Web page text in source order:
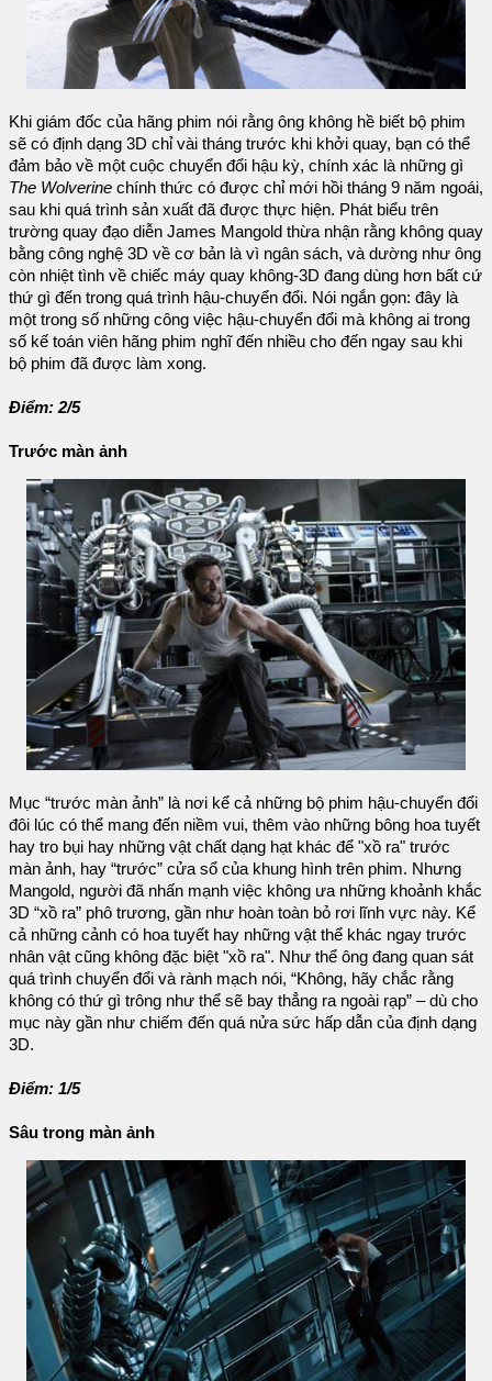
Khi giám đốc của hãng phim nói rằng ông không hề biết bộ phim
sẽ có định dạng 3D chỉ vài tháng trước khi khởi quay, bạn có thể
đảm bảo về một cuộc chuyển đổi hậu kỳ, chính xác là những gì
The Wolverine chính thức có được chỉ mới hồi tháng 9 năm ngoái,
sau khi quá trình sản xuất đã được thực hiện. Phát biểu trên
trường quay đạo diễn James Mangold thừa nhận rằng không quay
bằng công nghệ 3D về cơ bản là vì ngân sách, và dường như ông
còn nhiệt tình về chiếc máy quay không-3D đang dùng hơn bất cứ
thứ gì đến trong quá trình hậu-chuyển đổi. Nói ngắn gọn: đây là
một trong số những công việc hậu-chuyển đổi mà không ai trong
số kế toán viên hãng phim nghĩ đến nhiều cho đến ngay sau khi
bộ phim đã được làm xong.
Điểm: 2/5
Trước màn ảnh
Mục “trước màn ảnh” là nơi kể cả những bộ phim hậu-chuyển đổi
đôi lúc có thể mang đến niềm vui, thêm vào những bông hoa tuyết
hay tro bụi hay những vật chất dạng hạt khác để "xồ ra" trước
màn ảnh, hay “trước” cửa sổ của khung hình trên phim. Nhưng
Mangold, người đã nhấn mạnh việc không ưa những khoảnh khắc
3D “xồ ra” phô trương, gần như hoàn toàn bỏ rơi lĩnh vực này. Kể
cả những cảnh có hoa tuyết hay những vật thể khác ngay trước
nhân vật cũng không đặc biệt "xồ ra". Như thể ông đang quan sát
quá trình chuyển đổi và rành mạch nói, “Không, hãy chắc rằng
không có thứ gì trông như thể sẽ bay thẳng ra ngoài rạp” – dù cho
mục này gần như chiếm đến quá nửa sức hấp dẫn của định dạng
3D.
Điểm: 1/5
Sâu trong màn ảnh